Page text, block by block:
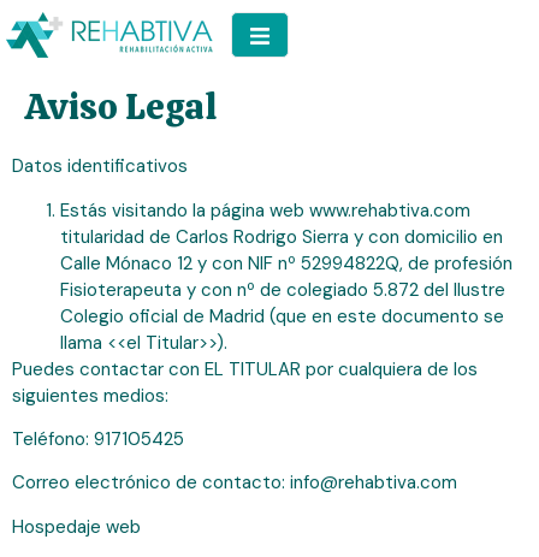
Aviso Legal
Datos identificativos
Estás visitando la página web www.rehabtiva.com
titularidad de Carlos Rodrigo Sierra y con domicilio en
Calle Mónaco 12 y con NIF nº 52994822Q, de profesión
Fisioterapeuta y con nº de colegiado 5.872 del Ilustre
Colegio oficial de Madrid (que en este documento se
llama <<el Titular>>).
Puedes contactar con EL TITULAR por cualquiera de los
siguientes medios:
Teléfono: 917105425
Correo electrónico de contacto: info@rehabtiva.com
Hospedaje web